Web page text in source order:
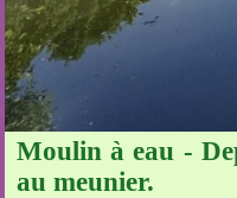
Moulin à eau -
au meunier.